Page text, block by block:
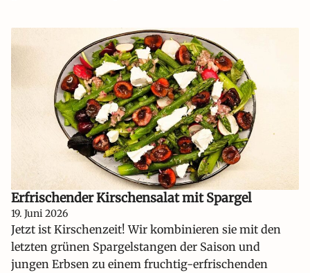
Erfrischender Kirschensalat mit Spargel
19. Juni 2026
Jetzt ist Kirschenzeit! Wir kombinieren sie mit den
letzten grünen Spargelstangen der Saison und
jungen Erbsen zu einem fruchtig-erfrischenden